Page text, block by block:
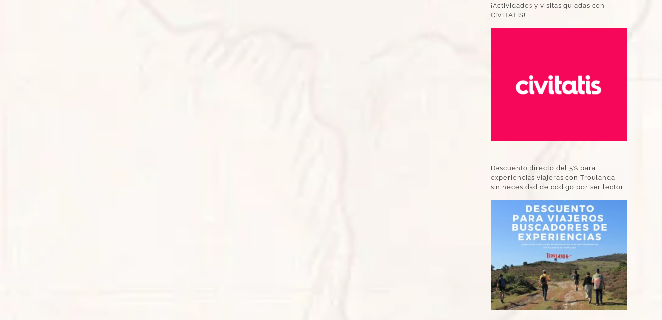
¡Actividades y visitas guiadas con
CIVITATIS!
Descuento directo del 5% para
experiencias viajeras con Troulanda
sin necesidad de código por ser lector